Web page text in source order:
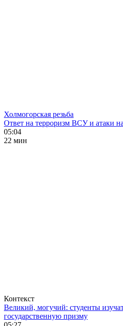
Холмогорская резьба
Ответ на терроризм ВСУ и атаки
05:04
22 мин
Контекст
Великий, могучий: студенты
государственную призму